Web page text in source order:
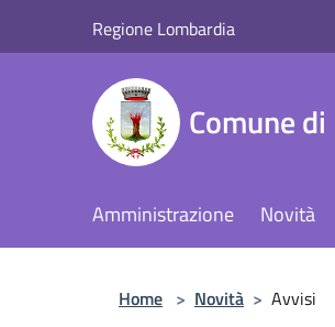
Regione Lombardia
Comune
Amministrazione Novità
Home > Novità > Avvisi